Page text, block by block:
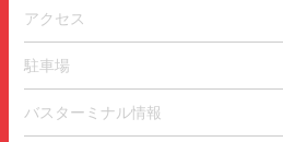
アクセス
駐車場
バスターミナル情報